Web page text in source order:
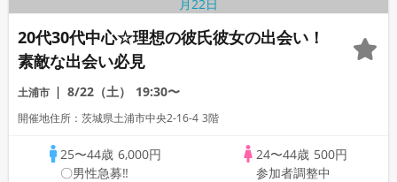
20代30代中心☆理想の彼氏彼女の出会い！
素敵な出会い必見
土浦市 8/22（土） 19:30〜
開催地住所：茨城県土浦市中央2-16-4 3階
25〜44歳 6,000円
〇男性急募‼
24〜44歳 500円
参加者調整中